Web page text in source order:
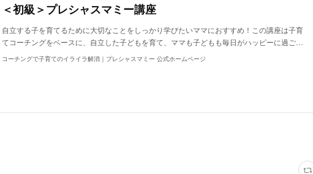
＜初級＞プレシャスマミー講座
自立する子を育てるために大切なことをしっかり学びたいママにおすすめ！この講座は子育
てコーチングをベースに、自立した子どもを育て、ママも子どもも毎日がハッピーに過ご…
コーチングで子育てのイライラ解消｜プレシャスマミー 公式ホームページ